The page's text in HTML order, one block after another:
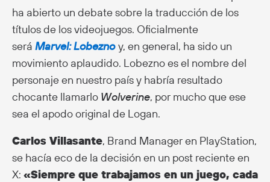
ha abierto un debate sobre la traducción de los
títulos de los videojuegos. Oficialmente
será Marvel: Lobezno y, en general, ha sido un
movimiento aplaudido. Lobezno es el nombre del
personaje en nuestro país y habría resultado
chocante llamarlo Wolverine, por mucho que ese
sea el apodo original de Logan.
Carlos Villasante, Brand Manager en PlayStation,
se hacía eco de la decisión en un post reciente en
X: «Siempre que trabajamos en un juego, cada